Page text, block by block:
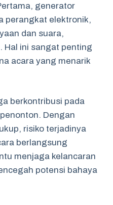
generator
perangkat elektronik,
dan suara,
Hal ini sangat penting
acara yang menarik
berkontribusi pada
Dengan
risiko terjadinya
berlangsung
menjaga kelancaran
potensi bahaya